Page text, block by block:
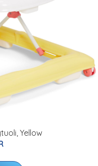
Yellow